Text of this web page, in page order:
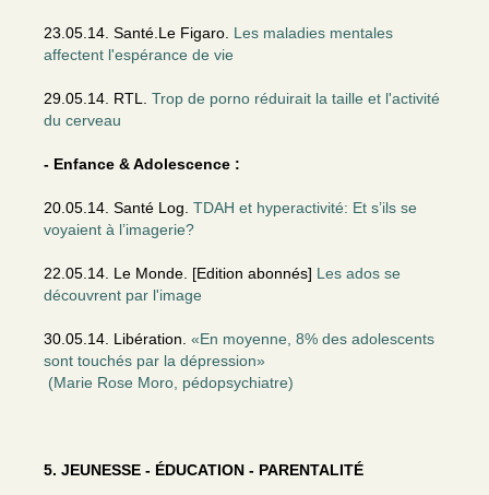
23.05.14. Santé.Le Figaro. Les maladies mentales
affectent l'espérance de vie
29.05.14. RTL. Trop de porno réduirait la taille et l'activité
du cerveau
- Enfance & Adolescence :
20.05.14. Santé Log. TDAH et hyperactivité: Et s’ils se
voyaient à l’imagerie?
22.05.14. Le Monde. [Edition abonnés] Les ados se
découvrent par l'image
30.05.14. Libération. «En moyenne, 8% des adolescents
sont touchés par la dépression»
(Marie Rose Moro, pédopsychiatre)
5. JEUNESSE - ÉDUCATION - PARENTALITÉ